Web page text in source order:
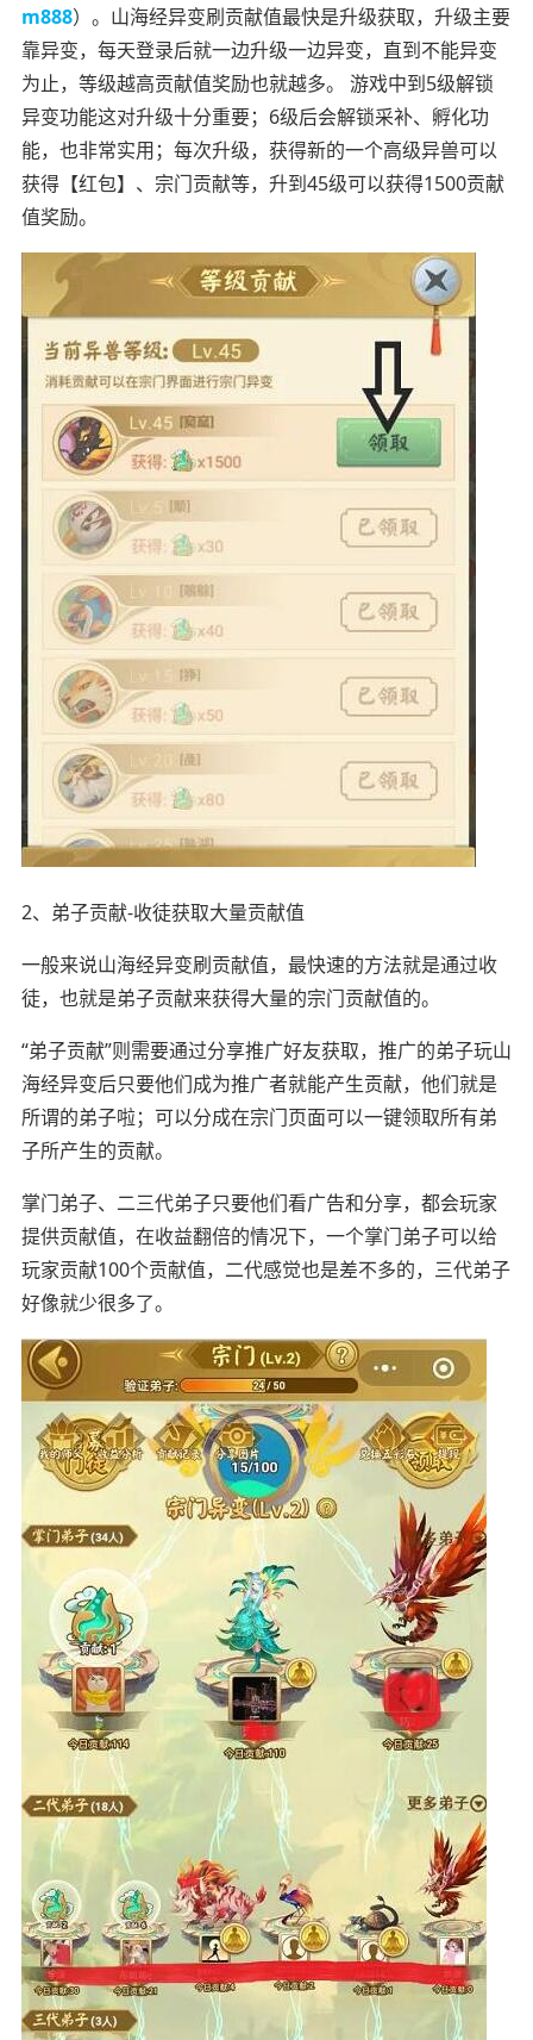
m888）。山海经异变刷贡献值最快是升级获取，升级主要
靠异变，每天登录后就一边升级一边异变，直到不能异变
为止，等级越高贡献值奖励也就越多。 游戏中到5级解锁
异变功能这对升级十分重要；6级后会解锁采补、孵化功
能，也非常实用；每次升级，获得新的一个高级异兽可以
获得【红包】、宗门贡献等，升到45级可以获得1500贡献
值奖励。
2、弟子贡献-收徒获取大量贡献值
一般来说山海经异变刷贡献值，最快速的方法就是通过收
徒，也就是弟子贡献来获得大量的宗门贡献值的。
“弟子贡献”则需要通过分享推广好友获取，推广的弟子玩山
海经异变后只要他们成为推广者就能产生贡献，他们就是
所谓的弟子啦；可以分成在宗门页面可以一键领取所有弟
子所产生的贡献。
掌门弟子、二三代弟子只要他们看广告和分享，都会玩家
提供贡献值，在收益翻倍的情况下，一个掌门弟子可以给
玩家贡献100个贡献值，二代感觉也是差不多的，三代弟子
好像就少很多了。